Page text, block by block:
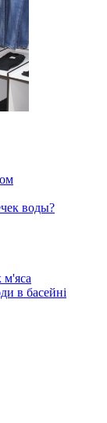
воды?
м'яса
в басейні